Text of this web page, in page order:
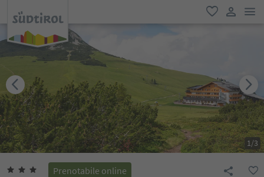
favoriti
1/3
Prenotabile online